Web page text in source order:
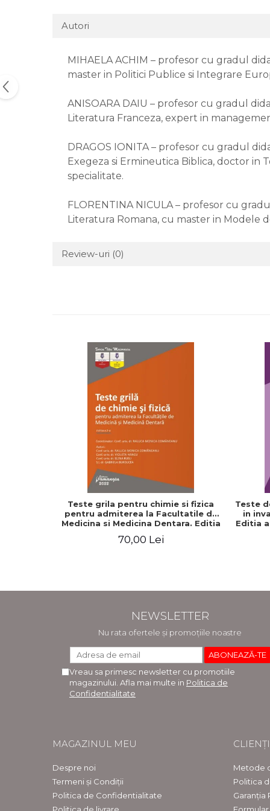
Autori
MIHAELA ACHIM – profesor cu gradul
master in Politici Publice si Integrare
ANISOARA DAIU – profesor cu gradul
Literatura Franceza, expert in
DRAGOS IONITA – profesor cu gradul
Exegeza si Ermineutica Biblica, doctor in
specialitate.
FLORENTINA NICULA – profesor cu
Literatura Romana, cu master in Modele
Review-uri (0)
Teste grila pentru chimie si fizica
pentru admiterea la Facultatile de
Medicina si Medicina Dentara. Editia
Violeta Hancu, Elena Rusu, Gabriela
70,00 Lei
Teste
in
Editia
NEWSLETTER
Nu rata ofertele și promoțiile noastre
Vreau sa primesc newsletter cu promotiile
magazinului. Afla mai multe in Politica de
Confidentialitate
MAGAZINUL MEU
Despre noi
Termeni și Condiții
Politica de Confidentialitate
CLIENȚI
Metode
Politica
Garanția